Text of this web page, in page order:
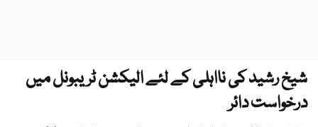
شیخ رشید کی نااہلی کے لئے الیکشن ٹریبونل میں
درخواست دائر